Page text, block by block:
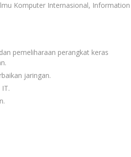
Komputer Internasional, Information
pemeliharaan perangkat keras
jaringan.